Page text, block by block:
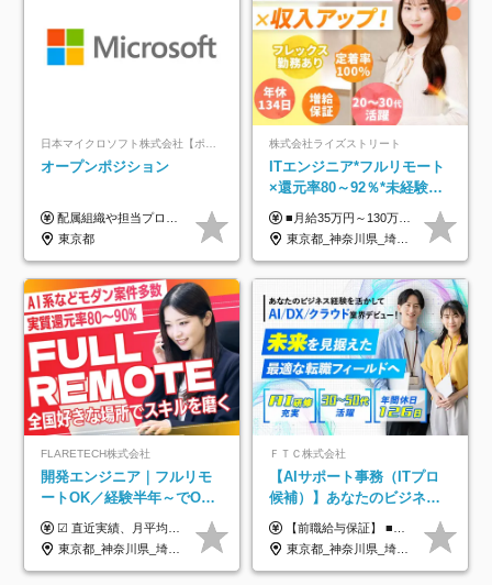
日本マイクロソフト株式会社【ポジションマッチ登録】
オープンポジション
配属組織や担当プロジェクトにより異なります。 ▼参考情報 ----------------------- 年俸650万～（1/12を月々支給） ※経験、能力を考慮の上、当社規定により優遇いたします。 ※時間外、休日出勤、深夜手当に対する賃金も基本年俸に含みます。
東京都
株式会社ライズストリート
ITエンジニア*フルリモート
×還元率80～92％*未経験歓
迎*年休134日*月給35万～*
定着率100%
■月給35万円～130万円＋賞与年2回＋各種手当 ※システムエンジニアの経験をお持ちの方は月給41万円以上＋賞与年2回（108万円～）＋手当 ■単価（年収）アップのチャンスは最大年12回 ※残業代は1分単位で100％全額支給。サービス残業などは一切ありません ※試用期間6ヵ月（試用期間中の待遇・給与に差はありません）
東京都_神奈川県_埼玉県_千葉県_大阪府_愛知県_北海道_青森県_岩手県_宮城県_秋田県_山形県_福島県_茨城県_栃木県_群馬県_新潟県_山梨県_長野県_富山県_石川県_福井県_静岡県_岐阜県_三重県_兵庫県_京都府_滋賀県_奈良県_和歌山県_広島県_岡山県_鳥取県_島根県_山口県_徳島県_香川県_愛媛県_高知県_福岡県_熊本県_佐賀県_長崎県_大分県_宮崎県_鹿児島県_沖縄県
FLARETECH株式会社
開発エンジニア｜フルリモ
ートOK／経験半年～でOK
／実質還元率80～90%／前
給保証／AI系など最先端案
件多数
☑︎ 直近実績、月平均17,000円の昇給 ☑︎ 前職給与100%保証 ☑︎ 実質還元率80～90% ☑︎ 待機時も給与は満額支給 月給35万円～70万円＋交通費など各種手当 ※想定年収：4,200,000円～10,560,000円 ※経験・能力等を考慮の上で決定します。 ※上記金額には、みなし残業手当（50時間分・104,000円～212,000円）を含みます。超過分は別途追加支給します。 ┗残業時間は月平均10時間、多い時でも20時間程度と安定しております ★単価連動型の給与体系ではないため、万が一待機になってもその間の給与は満額支給しています。 ＜1年間の昇給事例をご紹介！＞ ・20代/フロントエンドエンジニア：月給274,000円→月給362,000円（＋88,000円/月） ・20代/iOSエンジニア：月給237,000円→月給287,000円（＋50,000円/月） ・20代/Androidエンジニア：月給316,000円→月給374,000円（＋58,000円/月） ・30代/Javaエンジニア（上流）：月給340,000円→月給418,000円（＋78,000円/月） ・30代/PMO：月給340,000円→月給418,000円（＋78,000円/月）
東京都_神奈川県_埼玉県_千葉県_大阪府_愛知県_北海道_青森県_岩手県_宮城県_秋田県_山形県_福島県_茨城県_栃木県_群馬県_新潟県_山梨県_長野県_富山県_石川県_福井県_静岡県_岐阜県_三重県_兵庫県_京都府_滋賀県_奈良県_和歌山県_広島県_岡山県_鳥取県_島根県_山口県_徳島県_香川県_愛媛県_高知県_福岡県_熊本県_佐賀県_長崎県_大分県_宮崎県_鹿児島県_沖縄県
ＦＴＣ株式会社
【AIサポート事務（ITプロ
候補）】あなたのビジネス
経験をAI業界で活かす◆IT
未経験OK◆目指せるコンサ
ル
【前職給与保証】 ■未経験者： 月給30万円～35万円 ■ローキャリア（経験目安1年程度）： 月給35万円～40万円 ■経験者（経験目安3年以上）： 月給40万円～60万円 ■即戦力（経験目安5年以上）： 月給45万円～80万円 ※上記金額には固定残業代30時間分 【未経験者5万5000円～7万3000円、 ローキャリア6万4000円～7万3000円、 経験者5万8000円～10万9000円、 即戦力8万2000円～14万5000円】を含みます。 ※30時間を超える場合は追加で全額支給します。 ※経験・能力・前職給与などを総合的に評価したうえでご納得いただけるよう個別決定。 未経験者の場合、前職給与とポテンシャルを査定のうえ決定いたします。 ※日本国内でのIT業界経験、または同等の実務経験と能力に応じて決定します。 ※前職給与は日本円かつ、日本国内での実績に基づき評価します。 【納得の評価システム】 ★クォーター毎に査定する評価制度導入！ 明確な評価基準で翌年度年収を上げましょう！ ★評価対象期間に在籍中のほとんどの社員が昇給し 年収アップを実現しています！ ★様々なインセンティブ制度を用意し多角的に正当評価しています！ ※試用期間6カ月（期間中の待遇等に差異なし）
東京都_神奈川県_埼玉県_千葉県